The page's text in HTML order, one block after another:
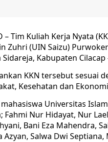
– Tim Kuliah Kerja Nyata
Zuhri (UIN Saizu)
Kabupaten Cilacap
KKN tersebut sesuai
Kesehatan dan
Universitas
Nur Hidayat, Nur
Bani Eza Mahendra,
Azyan, Salwa Dwi